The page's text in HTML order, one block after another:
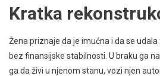
Kratka
Žena priznaje da je imućna i da se
bez finansijske stabilnosti. U braku ga
ga da živi u njenom stanu, vozi njen